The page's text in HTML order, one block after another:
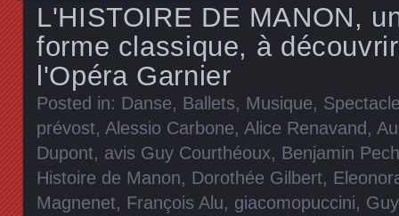
L'HISTOIRE DE MANON,
forme classique, à
l'Opéra Garnier
Posted in: Danse, Ballets, Musique,
prévost, Alessio Carbone, Alice Renavand,
Dupont, avis Guy Courthéoux, Benjamin Pech
Histoire de Manon, Dorothée Gilbert,
Magnenet, François Alu, giacomopuccini,